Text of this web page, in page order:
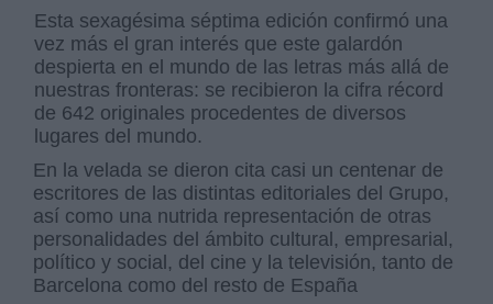
Esta sexagésima séptima edición confirmó una
vez más el gran interés que este galardón
despierta en el mundo de las letras más allá de
nuestras fronteras: se recibieron la cifra récord
de 642 originales procedentes de diversos
lugares del mundo.
En la velada se dieron cita casi un centenar de
escritores de las distintas editoriales del Grupo,
así como una nutrida representación de otras
personalidades del ámbito cultural, empresarial,
político y social, del cine y la televisión, tanto de
Barcelona como del resto de España